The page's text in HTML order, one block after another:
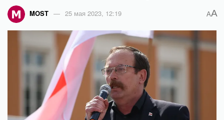
MOST 25 мая 2023, 12:19 AA